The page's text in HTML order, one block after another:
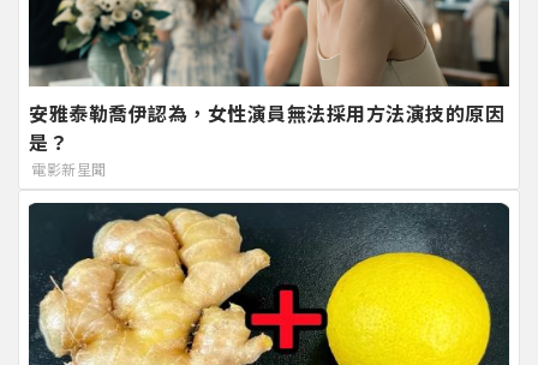
安雅泰勒喬伊認為，女性演員無法採用方法演技的原因
是？
電影新星聞